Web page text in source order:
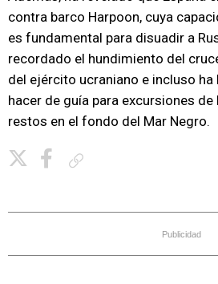
contra barco Harpoon, cuya
es fundamental para disuadir a
recordado el hundimiento del
del ejército ucraniano e incluso
hacer de guía para excursiones
restos en el fondo del Mar Negro.
Publicidad